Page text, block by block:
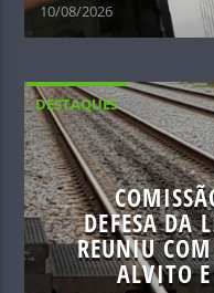
10/08/2026
DESTAQUES
DEFESA DA
REUNIU
ALVITO